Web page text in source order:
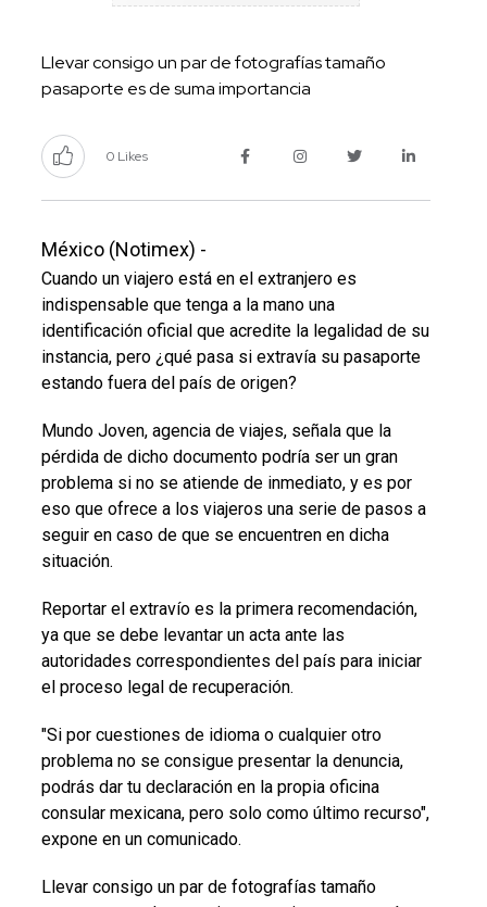
Llevar consigo un par de fotografías tamaño
pasaporte es de suma importancia
0 Likes
México (Notimex) -
Cuando un viajero está en el extranjero es
indispensable que tenga a la mano una
identificación oficial que acredite la legalidad de su
instancia, pero ¿qué pasa si extravía su pasaporte
estando fuera del país de origen?
Mundo Joven, agencia de viajes, señala que la
pérdida de dicho documento podría ser un gran
problema si no se atiende de inmediato, y es por
eso que ofrece a los viajeros una serie de pasos a
seguir en caso de que se encuentren en dicha
situación.
Reportar el extravío es la primera recomendación,
ya que se debe levantar un acta ante las
autoridades correspondientes del país para iniciar
el proceso legal de recuperación.
"Si por cuestiones de idioma o cualquier otro
problema no se consigue presentar la denuncia,
podrás dar tu declaración en la propia oficina
consular mexicana, pero solo como último recurso",
expone en un comunicado.
Llevar consigo un par de fotografías tamaño